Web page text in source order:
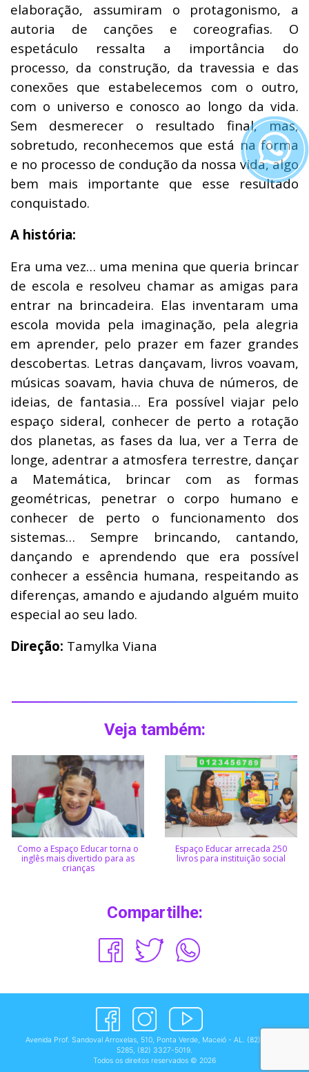
elaboração, assumiram o protagonismo, a
autoria de canções e coreografias. O
espetáculo ressalta a importância do
processo, da construção, da travessia e das
conexões que estabelecemos com o outro,
com o universo e conosco ao longo da vida.
Sem desmerecer o resultado final, mas,
sobretudo, reconhecemos que está na forma
e no processo de condução da nossa vida, algo
bem mais importante que esse resultado
conquistado.
A história:
Era uma vez… uma menina que queria brincar
de escola e resolveu chamar as amigas para
entrar na brincadeira. Elas inventaram uma
escola movida pela imaginação, pela alegria
em aprender, pelo prazer em fazer grandes
descobertas. Letras dançavam, livros voavam,
músicas soavam, havia chuva de números, de
ideias, de fantasia… Era possível viajar pelo
espaço sideral, conhecer de perto a rotação
dos planetas, as fases da lua, ver a Terra de
longe, adentrar a atmosfera terrestre, dançar
a Matemática, brincar com as formas
geométricas, penetrar o corpo humano e
conhecer de perto o funcionamento dos
sistemas… Sempre brincando, cantando,
dançando e aprendendo que era possível
conhecer a essência humana, respeitando as
diferenças, amando e ajudando alguém muito
especial ao seu lado.
Direção: Tamylka Viana
Veja também:
Como a Espaço Educar torna o
inglês mais divertido para as
crianças
Espaço Educar arrecada 250
livros para instituição social
Compartilhe:
Avenida Prof. Sandoval Arroxelas, 510, Ponta Verde, Maceió - AL. (82) 3327-
5285, (82) 3327-5019.
Todos os direitos reservados © 2026